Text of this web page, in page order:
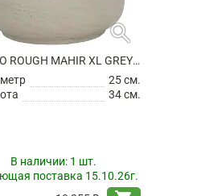
search
КАШПО ROUGH MAHIR XL GREY WASHED
25 см.
34 см.
В наличии: 1 шт.
поставка 15.10.26г.